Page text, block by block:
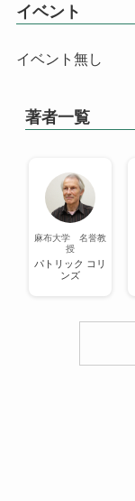
イベント
イベント無し
著者一覧
麻布大学 名誉教
授
パトリック コリ
ンズ